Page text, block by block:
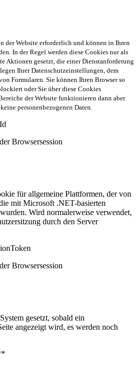
der Website erforderlich und können in Ihren
In der Regel werden diese Cookies nur als
Aktionen gesetzt, die einer Dienstanforderung
Ihrer Datenschutzeinstellungen, dem
Formularen. Sie können Ihren Browser so
oder Sie über diese Cookies
der Website funktionieren dann aber
personenbezogenen Daten.
Browsersession
für allgemeine Plattformen, der von
mit Microsoft .NET-basierten
Wird normalerweise verwendet,
durch den Server
Browsersession
gesetzt, sobald ein
angezeigt wird, es werden noch